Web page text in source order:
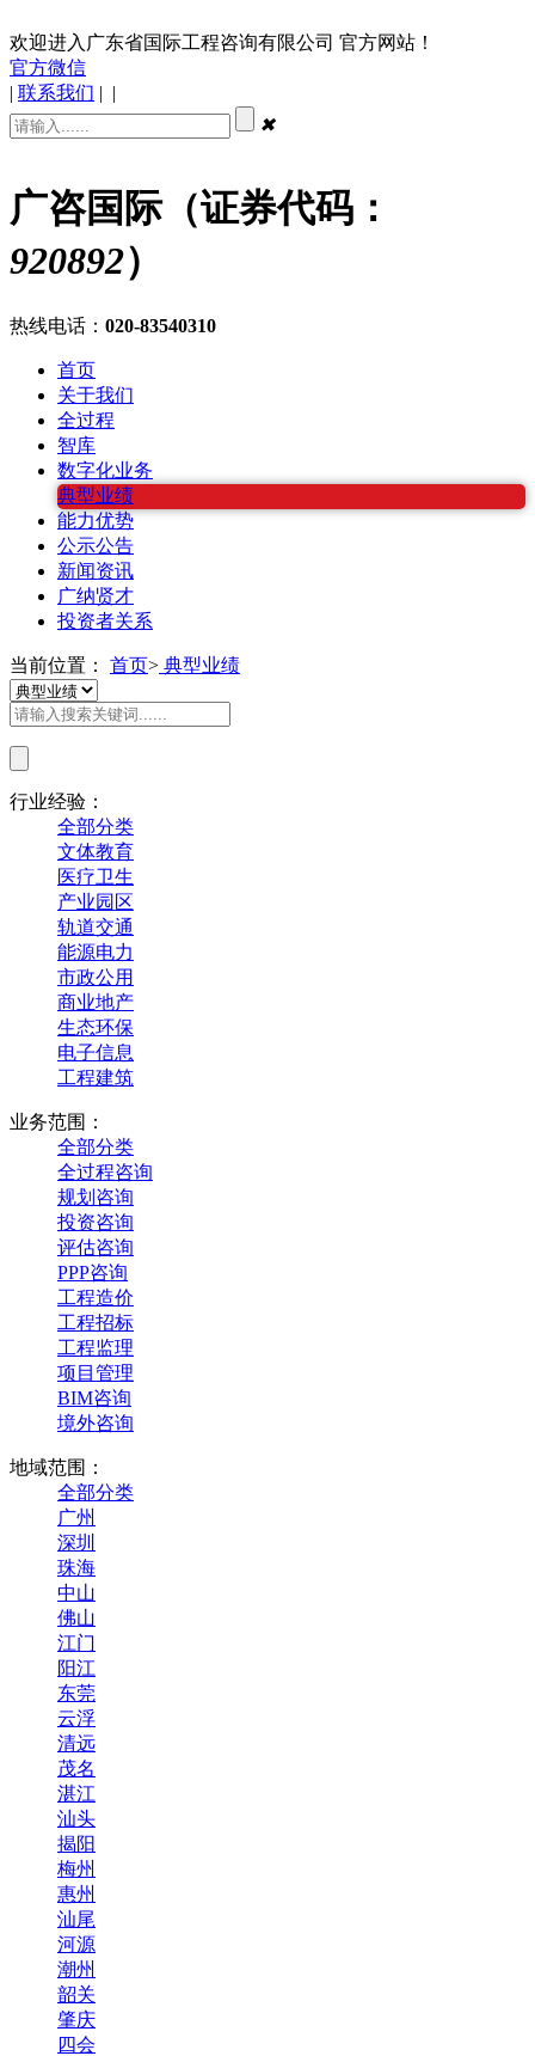
欢迎进入广东省国际工程咨询有限公司 官方网站！
官方微信
| 联系我们 | |
✖
广咨国际（证券代码：
920892）
热线电话： 020-83540310
首页
关于我们
全过程
智库
数字化业务
典型业绩
能力优势
公示公告
新闻资讯
广纳贤才
投资者关系
当前位置： 首页> 典型业绩
行业经验：
全部分类
文体教育
医疗卫生
产业园区
轨道交通
能源电力
市政公用
商业地产
生态环保
电子信息
工程建筑
业务范围：
全部分类
全过程咨询
规划咨询
投资咨询
评估咨询
PPP咨询
工程造价
工程招标
工程监理
项目管理
BIM咨询
境外咨询
地域范围：
全部分类
广州
深圳
珠海
中山
佛山
江门
阳江
东莞
云浮
清远
茂名
湛江
汕头
揭阳
梅州
惠州
汕尾
河源
潮州
韶关
肇庆
四会